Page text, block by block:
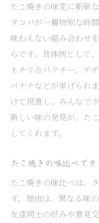
たこ焼きの味変に斬新
タコパが一層特別な時
味わえない組み合わせ
らです。具体例として
トチリ＆パクチー、デ
バナナなどが挙げられ
けて用意し、みんなで
新しい味の発見が、た
してくれます。
たこ焼きの味比べで
たこ焼きの味比べは、
す。理由は、異なる味
友達同士の好みや意見